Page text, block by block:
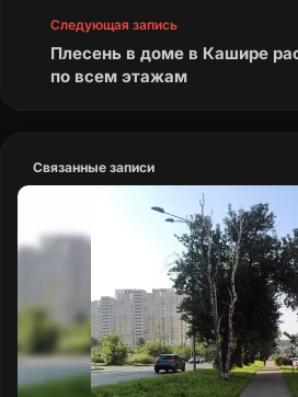
Следующая запись
Плесень в доме в Кашире
по всем этажам
Связанные записи